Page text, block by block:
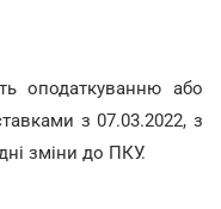
оподаткуванню або
з 07.03.2022, з
зміни до ПКУ.